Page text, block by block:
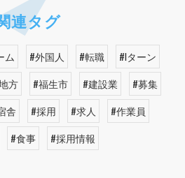
連タグ
ム #外国人 #転職
#Iターン
方 #福生市 #建設業
#募集
舎 #採用 #求人
#作業員
#食事 #採用情報